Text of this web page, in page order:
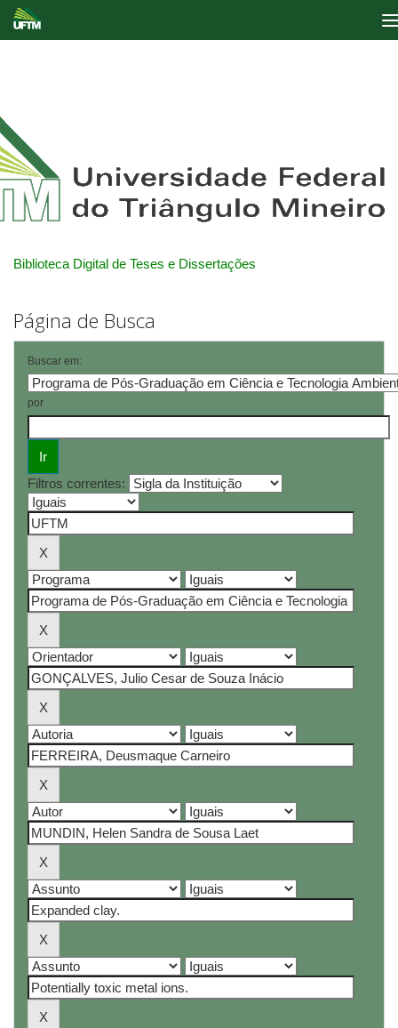
Biblioteca Digital de Teses e Dissertações
Página de Busca
Buscar em:
por
Filtros correntes: